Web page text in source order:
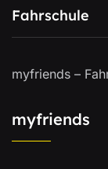
Fahrschule
myfriends –
myfriends